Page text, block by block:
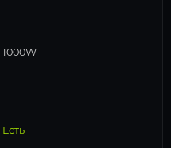
1000W
Есть